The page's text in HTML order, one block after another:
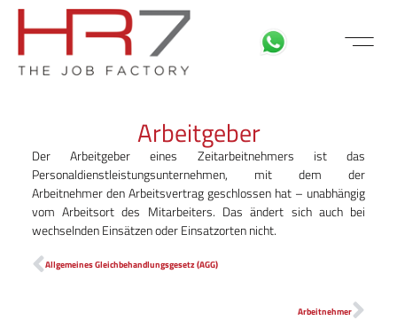
Arbeitgeber
Der Arbeitgeber eines Zeitarbeitnehmers ist das
Personaldienstleistungsunternehmen, mit dem der
Arbeitnehmer den Arbeitsvertrag geschlossen hat – unabhängig
vom Arbeitsort des Mitarbeiters. Das ändert sich auch bei
wechselnden Einsätzen oder Einsatzorten nicht.
Allgemeines Gleichbehandlungsgesetz (AGG)
Arbeitnehmer